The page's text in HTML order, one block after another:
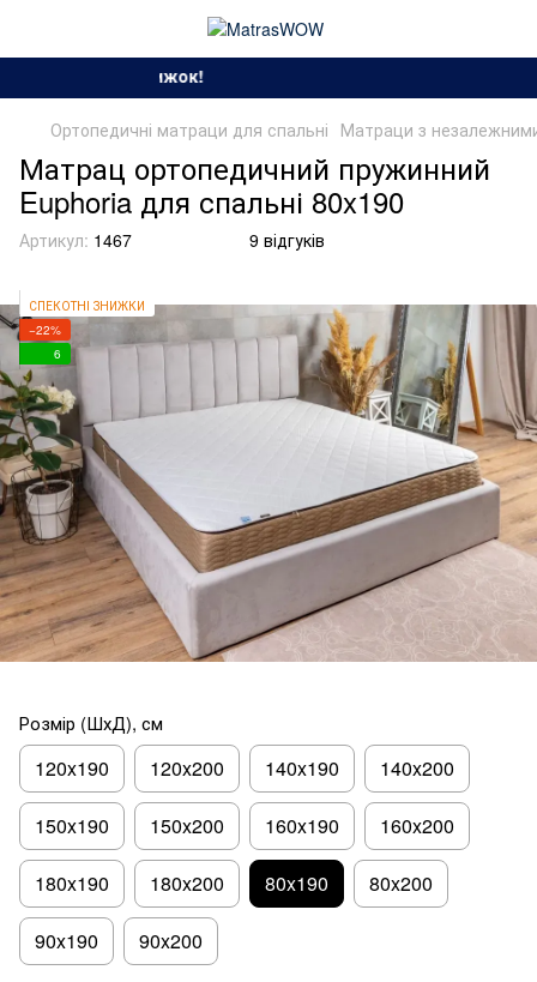
Ортопедичні матраци для спальні Матраци з
Матрац ортопедичний пружинний
Euphoria для спальні 80x190
Артикул: 1467 9 відгуків
СПЕКОТНІ ЗНИЖКИ
−22%
6
Розмір (ШхД), см
120x190 120x200 140x190 140x200
150x190 150x200 160x190 160x200
180x190 180x200 80x190 80x200
90x190 90x200